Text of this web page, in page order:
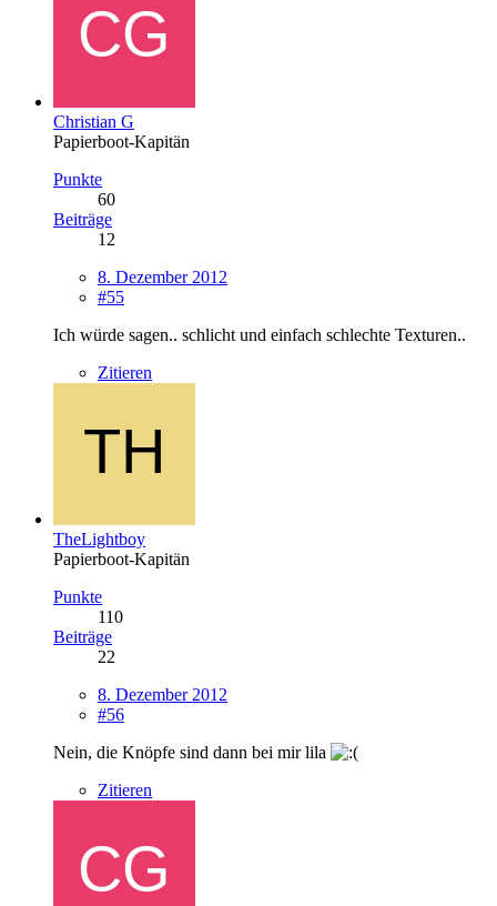
Christian G
Papierboot-Kapitän
Punkte
60
Beiträge
12
8. Dezember 2012
#55
Ich würde sagen.. schlicht und einfach schlechte Texturen..
Zitieren
TheLightboy
Papierboot-Kapitän
Punkte
110
Beiträge
22
8. Dezember 2012
#56
Nein, die Knöpfe sind dann bei mir lila
Zitieren